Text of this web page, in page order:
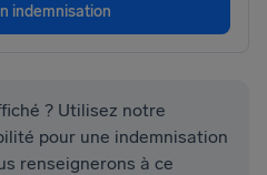
indemnisation
? Utilisez notre
pour une indemnisation
renseignerons à ce